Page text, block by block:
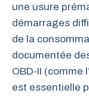
une usure
démarrages
de la
documentée
OBD-II (comme
est essentielle